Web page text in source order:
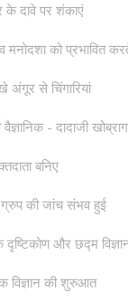
दावे पर शंकाएं
को प्रभावित
अंगूर से चिंगारियां
- दादाजी
बनिए
की जांच संभव हुई
दृष्टिकोण और छद्म
विज्ञान की शुरुआत